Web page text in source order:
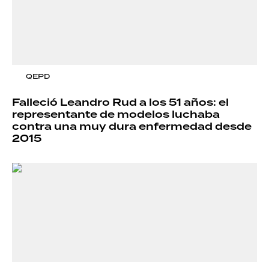
QEPD
Falleció Leandro Rud a los 51 años: el
representante de modelos luchaba
contra una muy dura enfermedad desde
2015